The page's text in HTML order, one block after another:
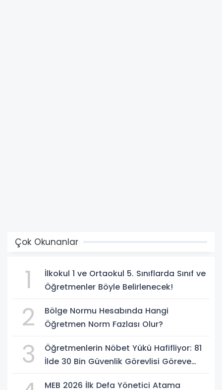
Çok Okunanlar
1
İlkokul 1 ve Ortaokul 5. Sınıflarda Sınıf ve
Öğretmenler Böyle Belirlenecek!
2
Bölge Normu Hesabında Hangi
Öğretmen Norm Fazlası Olur?
3
Öğretmenlerin Nöbet Yükü Hafifliyor: 81
İlde 30 Bin Güvenlik Görevlisi Göreve
MEB 2026 İlk Defa Yönetici Atama